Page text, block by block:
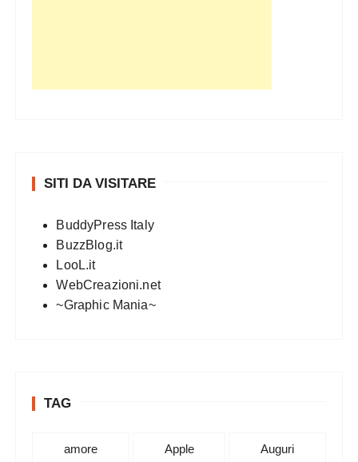
SITI DA VISITARE
BuddyPress Italy
BuzzBlog.it
LooL.it
WebCreazioni.net
~Graphic Mania~
TAG
amore Apple Auguri